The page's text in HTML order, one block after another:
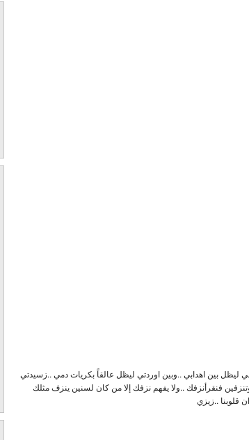
ليظل بين اهدابي ..وبين اوردتي ليظل عالقاً بكريات دمي ..زسيدتي
فنقرأنزفك ..ولا يفهم نزفك إلا من كان لسنين ينزف مثلك
قلوبنا ..زيزي